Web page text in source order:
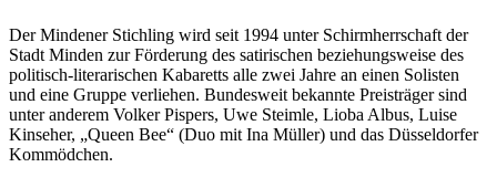
Der Mindener Stichling wird seit 1994 unter Schirmherrschaft der
Stadt Minden zur Förderung des satirischen beziehungsweise des
politisch-literarischen Kabaretts alle zwei Jahre an einen Solisten
und eine Gruppe verliehen. Bundesweit bekannte Preisträger sind
unter anderem Volker Pispers, Uwe Steimle, Lioba Albus, Luise
Kinseher, „Queen Bee“ (Duo mit Ina Müller) und das Düsseldorfer
Kommödchen.